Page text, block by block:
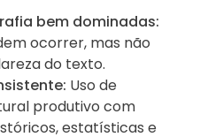
bem dominadas:
ocorrer, mas não
do texto.
Uso de
produtivo com
estatísticas e